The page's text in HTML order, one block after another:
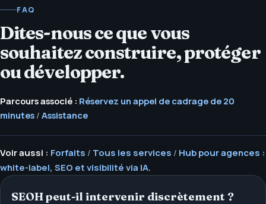
FAQ
Dites-nous ce que vous
souhaitez construire, protéger
ou développer.
Parcours associé : Réservez un appel de cadrage de 20
minutes / Assistance
Voir aussi : Forfaits / Tous les services / Hub pour agences :
white-label, SEO et visibilité via IA.
SEOH peut-il intervenir discrètement ?